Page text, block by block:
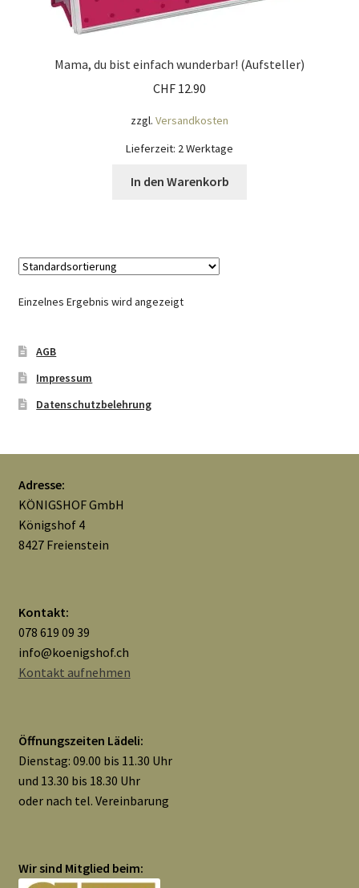
Kontaktformular
Kunden-/Mitarbeitergeschenke
Twint – QR-Code KÖNIGSHOF
Versandarten
Warenkorb
Widerrufsbelehrung
Galerie
Mama, du bist einfach wunderbar! (Aufsteller)
CHF 12.90
zzgl. Versandkosten
Lieferzeit: 2 Werktage
In den Warenkorb
Einzelnes Ergebnis wird angezeigt
AGB
Impressum
Datenschutzbelehrung
Adresse:
KÖNIGSHOF GmbH
Königshof 4
8427 Freienstein
Kontakt:
078 619 09 39
info@koenigshof.ch
Kontakt aufnehmen
Öffnungszeiten Lädeli:
Dienstag: 09.00 bis 11.30 Uhr
und 13.30 bis 18.30 Uhr
oder nach tel. Vereinbarung
Wir sind Mitglied beim: